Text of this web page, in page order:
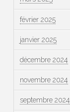
février 2025
janvier 2025
décembre 2024
novembre 2024
septembre 2024